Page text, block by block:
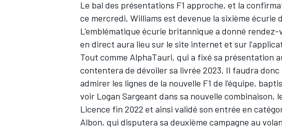
WEC
Le bal des présentations F1 approche, et la
ce mercredi, Williams est devenue la sixième écurie
L'emblématique écurie britannique a donné
en direct aura lieu sur le site internet et sur
Tout comme AlphaTauri, qui a fixé sa présentation
contentera de dévoiler sa livrée 2023. Il faudra
admirer les lignes de la nouvelle F1 de l'équipe,
voir Logan Sargeant dans sa nouvelle combinaison,
Licence fin 2022 et ainsi validé son entrée en
Albon, qui disputera sa deuxième campagne au